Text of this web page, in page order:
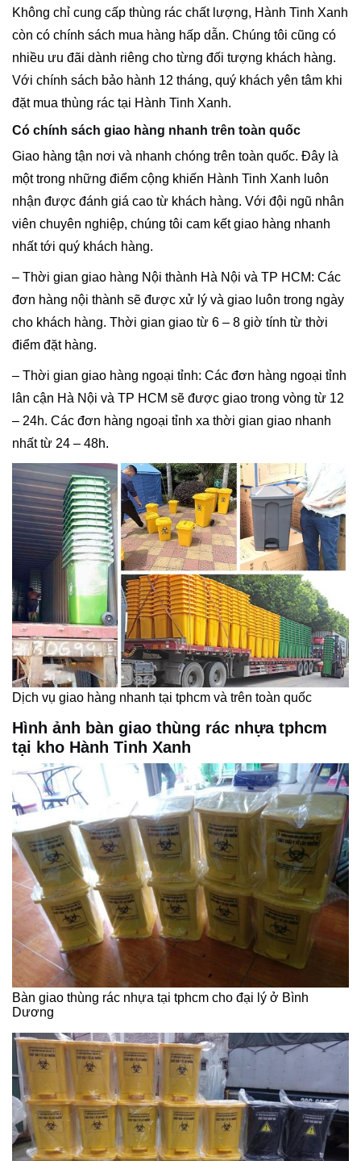
Không chỉ cung cấp thùng rác chất lượng, Hành Tinh Xanh
còn có chính sách mua hàng hấp dẫn. Chúng tôi cũng có
nhiều ưu đãi dành riêng cho từng đối tượng khách hàng.
Với chính sách bảo hành 12 tháng, quý khách yên tâm khi
đặt mua thùng rác tại Hành Tinh Xanh.
Có chính sách giao hàng nhanh trên toàn quốc
Giao hàng tận nơi và nhanh chóng trên toàn quốc. Đây là
một trong những điểm cộng khiến Hành Tinh Xanh luôn
nhận được đánh giá cao từ khách hàng. Với đội ngũ nhân
viên chuyên nghiệp, chúng tôi cam kết giao hàng nhanh
nhất tới quý khách hàng.
– Thời gian giao hàng Nội thành Hà Nội và TP HCM: Các
đơn hàng nội thành sẽ được xử lý và giao luôn trong ngày
cho khách hàng. Thời gian giao từ 6 – 8 giờ tính từ thời
điểm đặt hàng.
– Thời gian giao hàng ngoại tỉnh: Các đơn hàng ngoại tỉnh
lân cận Hà Nội và TP HCM sẽ được giao trong vòng từ 12
– 24h. Các đơn hàng ngoại tỉnh xa thời gian giao nhanh
nhất từ 24 – 48h.
Dịch vụ giao hàng nhanh tại tphcm và trên toàn quốc
Hình ảnh bàn giao thùng rác nhựa tphcm
tại kho Hành Tinh Xanh
Bàn giao thùng rác nhựa tại tphcm cho đại lý ở Bình
Dương